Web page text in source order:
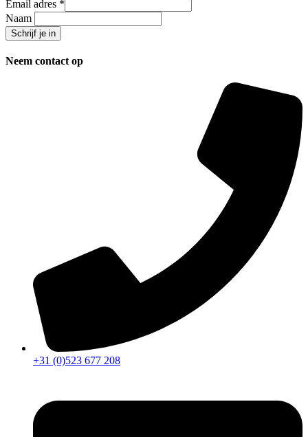
Email adres *
Naam
Neem contact op
+31 (0)523 677 208